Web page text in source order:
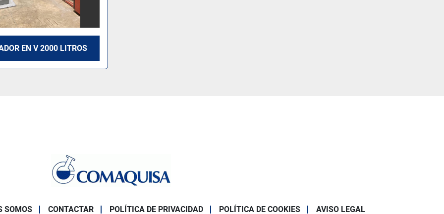
EN V 2000 LITROS
SOMOS CONTACTAR POLÍTICA DE PRIVACIDAD POLÍTICA DE COOKIES AVISO LEGAL